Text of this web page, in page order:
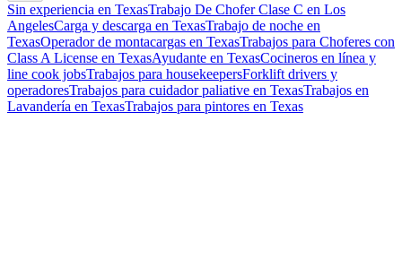
Sin experiencia en TexasTrabajo De Chofer Clase C en Los
AngelesCarga y descarga en TexasTrabajo de noche en
TexasOperador de montacargas en TexasTrabajos para Choferes con
Class A License en TexasAyudante en TexasCocineros en línea y
line cook jobsTrabajos para housekeepersForklift drivers y
operadoresTrabajos para cuidador paliative en TexasTrabajos en
Lavandería en TexasTrabajos para pintores en Texas